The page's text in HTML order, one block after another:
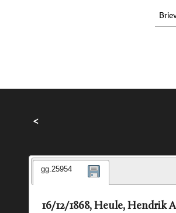
<
gg.25954
16/12/1868, Heule, Hendrik